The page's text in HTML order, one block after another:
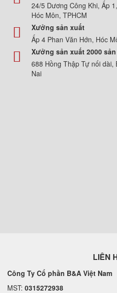
24/5 Dương Công Khi, Ấp
Hóc Môn, TPHCM
Xưởng sản xuất
Ấp 4 Phan Văn Hớn, Hóc
Xưởng sản xuất 2000
688 Hồng Thập Tự nối
Nai
LIÊN
Công Ty Cổ phần B&A Việt Nam
MST: 0315272938